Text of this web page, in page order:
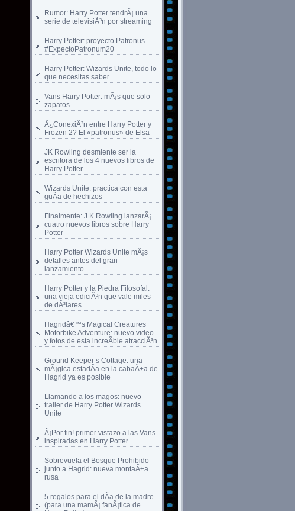
Rumor: Harry Potter tendrÃ¡ una
serie de televisiÃ³n por streaming
Harry Potter: proyecto Patronus
#ExpectoPatronum20
Harry Potter: Wizards Unite, todo lo
que necesitas saber
Vans Harry Potter: mÃ¡s que solo
zapatos
Â¿ConexiÃ³n entre Harry Potter y
Frozen 2? El «patronus» de Elsa
JK Rowling desmiente ser la
escritora de los 4 nuevos libros de
Harry Potter
Wizards Unite: practica con esta
guÃ­a de hechizos
Finalmente: J.K Rowling lanzarÃ¡
cuatro nuevos libros sobre Harry
Potter
Harry Potter Wizards Unite mÃ¡s
detalles antes del gran
lanzamiento
Harry Potter y la Piedra Filosofal:
una vieja ediciÃ³n que vale miles
de dÃ³lares
Hagridâ€™s Magical Creatures
Motorbike Adventure: nuevo video
y fotos de esta increÃ­ble atracciÃ³n
Ground Keeper’s Cottage: una
mÃ¡gica estadÃ­a en la cabaÃ±a de
Hagrid ya es posible
Llamando a los magos: nuevo
trailer de Harry Potter Wizards
Unite
Â¡Por fin! primer vistazo a las Vans
inspiradas en Harry Potter
Sobrevuela el Bosque Prohibido
junto a Hagrid: nueva montaÃ±a
rusa
5 regalos para el dÃ­a de la madre
(para una mamÃ¡ fanÃ¡tica de